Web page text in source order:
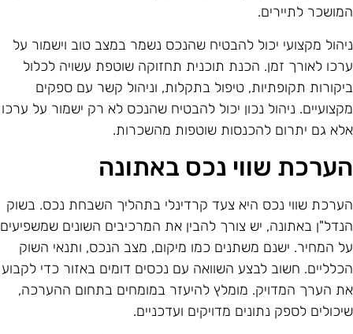
לתיירים.
מקצועי יכול להבטיח שהנכס נשמר במצב טוב וישמור על
לאורך זמן. הכנת תוכנית תחזוקה שוטפת עשויה לכלול
תקופתיות, טיפול בתקלות, וניהול קשר עם ספקים
ניהול נכון יכול להבטיח שהנכס לא רק ישמור על ערכו
גם יתרום להכנסות שוטפות מהשכרות.
שווי נכס באתונה
שווי נכס היא צעד קרדינלי בתהליך השבחת נכס. בשוק
באתונה, יש צורך להבין את המרכיבים השונים שמשפיעים
המחיר. ישנם משתנים כמו מיקום, מצב הנכס, ותנאי השוק
חשוב לבצע השוואה עם נכסים דומים באזור כדי לקבוע
הערך המדויק. מומלץ להיעזר במומחים בתחום ההערכה,
לספק נתונים מדויקים ועדכניים.